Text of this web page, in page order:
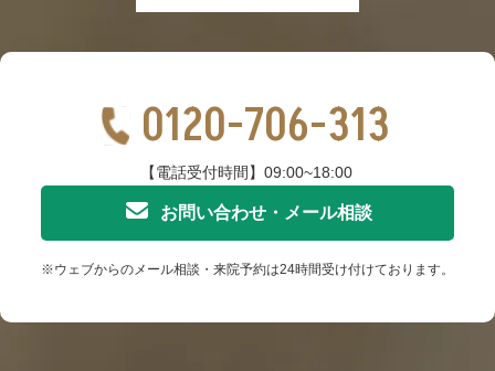
0120-706-313
【電話受付時間】09:00~18:00
お問い合わせ・メール相談
※ウェブからのメール相談・来院予約は24時間受け付けております。